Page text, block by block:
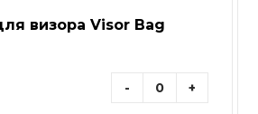
визора Visor Bag
- +